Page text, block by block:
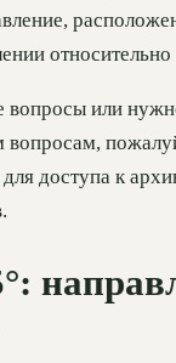
относительно
вопросы или
доступа к